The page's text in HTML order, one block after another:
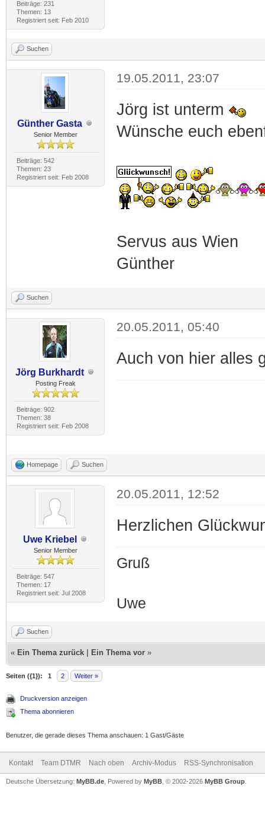
Beiträge: 231
Themen: 13
Registriert seit: Feb 2010
Suchen
Günther Gasta
Senior Member
Beiträge: 542
Themen: 23
Registriert seit: Feb 2008
19.05.2011, 23:07
Jörg ist unterm
Wünsche euch
Servus aus Wien
Günther
Suchen
Jörg Burkhardt
Posting Freak
Beiträge: 902
Themen: 38
Registriert seit: Feb 2008
20.05.2011, 05:40
Auch von hier alles
Homepage Suchen
Uwe Kriebel
Senior Member
Beiträge: 547
Themen: 17
Registriert seit: Jul 2008
20.05.2011, 12:52
Herzlichen
Gruß
Uwe
Suchen
« Ein Thema zurück Ein Thema vor »
Seiten ({1}): 1 2 Weiter »
Druckversion anzeigen
Thema abonnieren
Benutzer, die gerade dieses Thema anschauen: 1 Gast/Gäste
Kontakt Team DTMR Nach oben Archiv-Modus RSS-Synchronisation
Deutsche Übersetzung: MyBB.de , Powered by MyBB , © 2002-2026 MyBB Group